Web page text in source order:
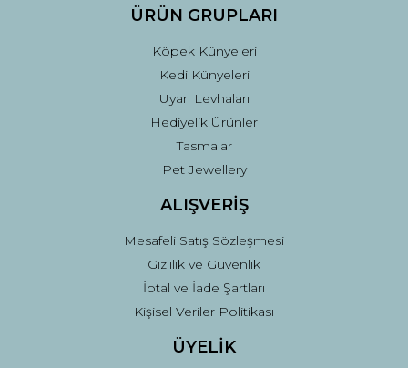
ÜRÜN GRUPLARI
Köpek Künyeleri
Kedi Künyeleri
Uyarı Levhaları
Hediyelik Ürünler
Tasmalar
Pet Jewellery
ALIŞVERİŞ
Mesafeli Satış Sözleşmesi
Gizlilik ve Güvenlik
İptal ve İade Şartları
Kişisel Veriler Politikası
ÜYELİK